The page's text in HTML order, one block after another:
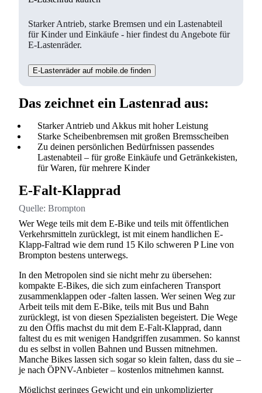
Starker Antrieb, starke Bremsen und ein Lastenabteil
für Kinder und Einkäufe - hier findest du Angebote für
E-Lastenräder.
E-Lastenräder auf mobile.de finden
Das zeichnet ein Lastenrad aus:
Starker Antrieb und Akkus mit hoher Leistung
Starke Scheibenbremsen mit großen Bremsscheiben
Zu deinen persönlichen Bedürfnissen passendes
Lastenabteil – für große Einkäufe und Getränkekisten,
für Waren, für mehrere Kinder
E-Falt-Klapprad
Quelle: Brompton
Wer Wege teils mit dem E-Bike und teils mit öffentlichen
Verkehrsmitteln zurücklegt, ist mit einem handlichen E-
Klapp-Faltrad wie dem rund 15 Kilo schweren P Line von
Brompton bestens unterwegs.
In den Metropolen sind sie nicht mehr zu übersehen:
kompakte E-Bikes, die sich zum einfacheren Transport
zusammenklappen oder -falten lassen. Wer seinen Weg zur
Arbeit teils mit dem E-Bike, teils mit Bus und Bahn
zurücklegt, ist von diesen Spezialisten begeistert. Die Wege
zu den Öffis machst du mit dem E-Falt-Klapprad, dann
faltest du es mit wenigen Handgriffen zusammen. So kannst
du es selbst in vollen Bahnen und Bussen mitnehmen.
Manche Bikes lassen sich sogar so klein falten, dass du sie –
je nach ÖPNV-Anbieter – kostenlos mitnehmen kannst.
Möglichst geringes Gewicht und ein unkomplizierter